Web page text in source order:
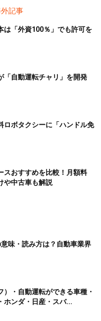
記事
は「外資100％」でも許可を
「自動運転チャリ」を開発
ロボタクシーに「ハンドル免
スおすすめを比較！月額料
や中古車も解説
味・読み方は？自動車業界
）・自動運転ができる車種・
ホンダ・日産・スバ...